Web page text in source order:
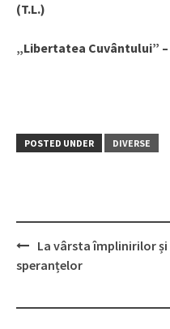
(T.L.)
„Libertatea Cuvântului” –
POSTED UNDER DIVERSE
Post
La vârsta împlinirilor și
speranțelor